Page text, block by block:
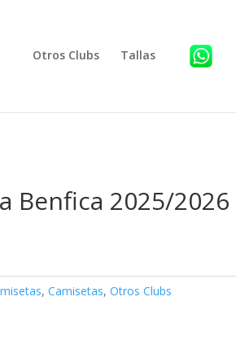
Otros Clubs Tallas
Benfica 2025/2026
, Camisetas, Otros Clubs